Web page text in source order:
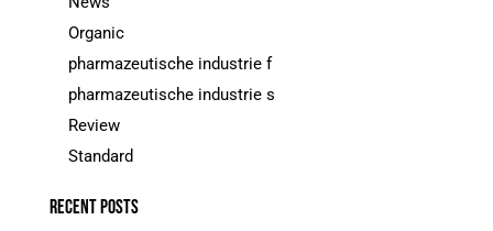
Organic
pharmazeutische industrie f
pharmazeutische industrie s
Review
Standard
RECENT POSTS